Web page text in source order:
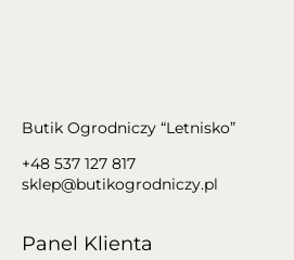
Butik Ogrodniczy “Letnisko”
+48 537 127 817
sklep@butikogrodniczy.pl
Panel Klienta